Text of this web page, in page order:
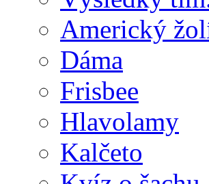
Americký
Dáma
Frisbee
Hlavolamy
Kalčeto